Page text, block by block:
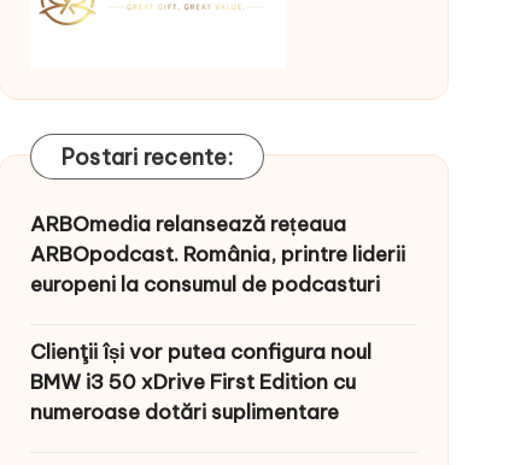
Postari recente:
ARBOmedia relansează rețeaua
ARBOpodcast. România, printre liderii
europeni la consumul de podcasturi
Clienţii își vor putea configura noul
BMW i3 50 xDrive First Edition cu
numeroase dotări suplimentare